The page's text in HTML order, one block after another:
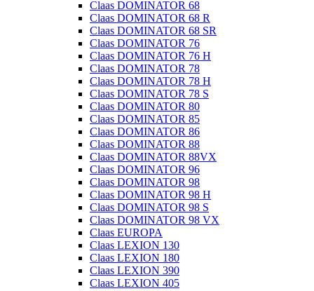
Claas DOMINATOR 68
Claas DOMINATOR 68 R
Claas DOMINATOR 68 SR
Claas DOMINATOR 76
Claas DOMINATOR 76 H
Claas DOMINATOR 78
Claas DOMINATOR 78 H
Claas DOMINATOR 78 S
Claas DOMINATOR 80
Claas DOMINATOR 85
Claas DOMINATOR 86
Claas DOMINATOR 88
Claas DOMINATOR 88VX
Claas DOMINATOR 96
Claas DOMINATOR 98
Claas DOMINATOR 98 H
Claas DOMINATOR 98 S
Claas DOMINATOR 98 VX
Claas EUROPA
Claas LEXION 130
Claas LEXION 180
Claas LEXION 390
Claas LEXION 405